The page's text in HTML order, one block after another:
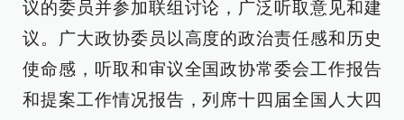
议的委员并参加联组讨论，广泛听取意见和建
议。广大政协委员以高度的政治责任感和历史
使命感，听取和审议全国政协常委会工作报告
和提案工作情况报告，列席十四届全国人大四